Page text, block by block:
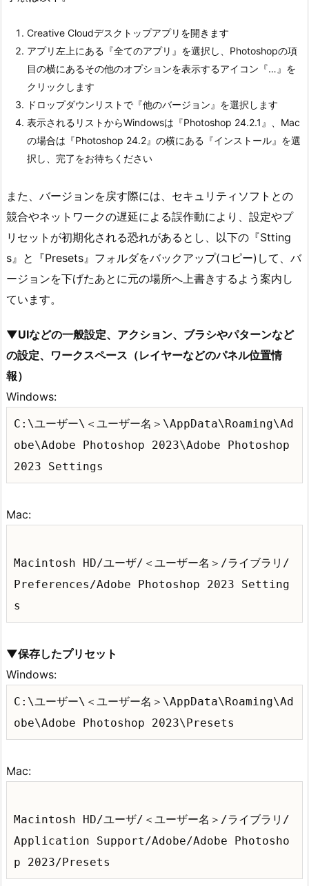
Creative Cloudデスクトップアプリを開きます
アプリ左上にある『全てのアプリ』を選択し、Photoshopの項
目の横にあるその他のオプションを表示するアイコン『…』を
クリックします
ドロップダウンリストで『他のバージョン』を選択します
表示されるリストからWindowsは『Photoshop 24.2.1』、Mac
の場合は『Photoshop 24.2』の横にある『インストール』を選
択し、完了をお待ちください
また、バージョンを戻す際には、セキュリティソフトとの
競合やネットワークの遅延による誤作動により、設定やプ
リセットが初期化される恐れがあるとし、以下の『Stting
s』と『Presets』フォルダをバックアップ(コピー)して、バ
ージョンを下げたあとに元の場所へ上書きするよう案内し
ています。
▼UIなどの一般設定、アクション、ブラシやパターンなど
の設定、ワークスペース（レイヤーなどのパネル位置情
報）
Windows:
C:\ユーザー\＜ユーザー名＞\AppData\Roaming\Ad
obe\Adobe Photoshop 2023\Adobe Photoshop
2023 Settings
Mac:
Macintosh HD/ユーザ/＜ユーザー名＞/ライブラリ/
Preferences/Adobe Photoshop 2023 Setting
s
▼保存したプリセット
Windows:
C:\ユーザー\＜ユーザー名＞\AppData\Roaming\Ad
obe\Adobe Photoshop 2023\Presets
Mac:
Macintosh HD/ユーザ/＜ユーザー名＞/ライブラリ/
Application Support/Adobe/Adobe Photosho
p 2023/Presets